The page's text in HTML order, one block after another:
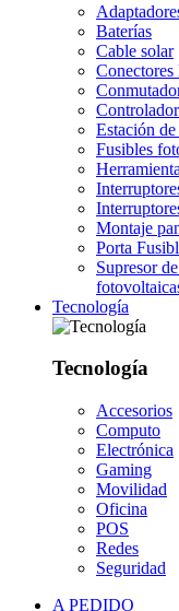
Baterías
Cable solar
Estación de
Fusibles
Montaje
Porta
Supresor
Tecnología
Tecnología
Accesorios
Computo
Electrónica
Gaming
Movilidad
Oficina
POS
Redes
Seguridad
A PEDIDO